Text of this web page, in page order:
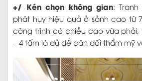
+/ Kén chọn không gian:
phát huy hiệu quả ở sảnh cao từ
công trình có chiều cao vừa phải,
– 4 tấm là đủ để cân đối thẩm mỹ